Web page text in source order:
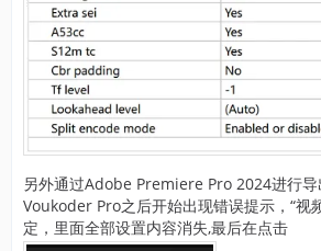
另外通过Adobe Premiere Pro 2024进行
Voukoder Pro之后开始出现错误提示，“视
定，里面全部设置内容消失,最后在点击